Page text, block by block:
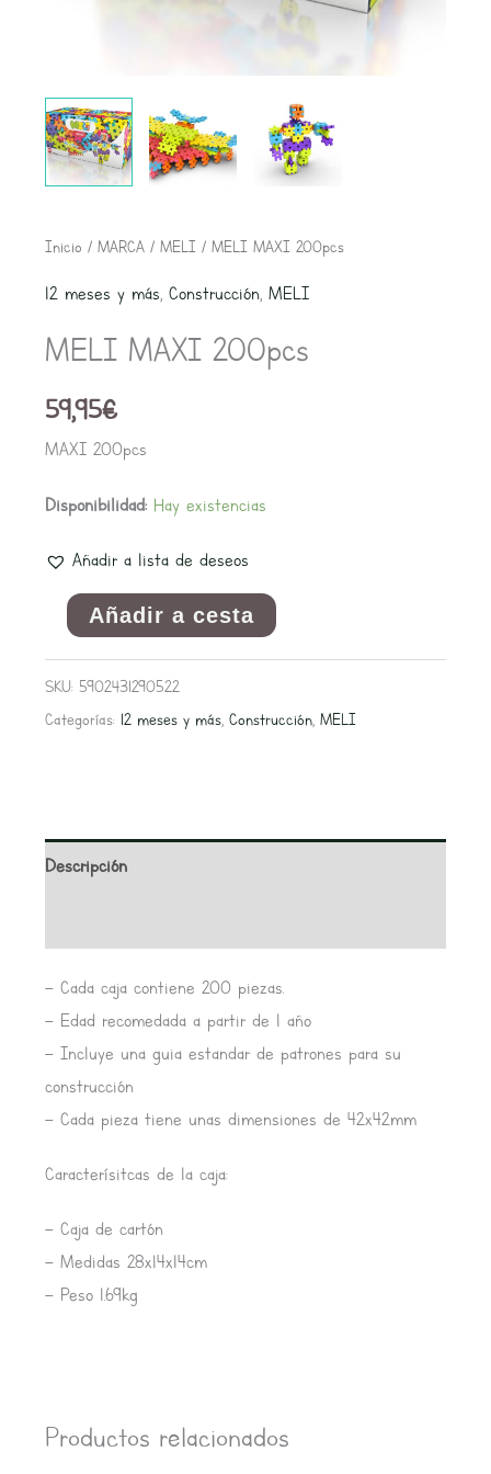
Inicio / MARCA/ MELI / MELI MAXI 200pcs
12 meses y más, Construcción, MELI
MELI MAXI 200pcs
59,95€
MAXI 200pcs
Disponibilidad: Hay existencias
Añadir a lista de deseos
MELI
cantidad
Añadir a cesta
SKU: 5902431290522
Categorías: 12 meses y más, Construcción, MELI
Descripción
– Cada caja contiene 200 piezas.
– Edad recomedada a partir de 1 año
– Incluye una guia estandar de patrones para su
construcción
– Cada pieza tiene unas dimensiones de 42x42mm
Caracterísitcas de la caja:
– Caja de cartón
– Medidas 28x14x14cm
– Peso 1.69kg
Productos relacionados